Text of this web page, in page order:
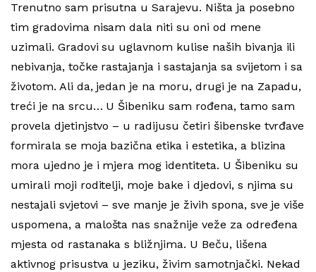
Trenutno sam prisutna u Sarajevu. Ništa ja posebno
tim gradovima nisam dala niti su oni od mene
uzimali. Gradovi su uglavnom kulise naših bivanja ili
nebivanja, točke rastajanja i sastajanja sa svijetom i sa
životom. Ali da, jedan je na moru, drugi je na Zapadu,
treći je na srcu… U Šibeniku sam rođena, tamo sam
provela djetinjstvo – u radijusu četiri šibenske tvrđave
formirala se moja bazična etika i estetika, a blizina
mora ujedno je i mjera mog identiteta. U Šibeniku su
umirali moji roditelji, moje bake i djedovi, s njima su
nestajali svjetovi – sve manje je živih spona, sve je više
uspomena, a malošta nas snažnije veže za određena
mjesta od rastanaka s bližnjima. U Beču, lišena
aktivnog prisustva u jeziku, živim samotnjački. Nekad